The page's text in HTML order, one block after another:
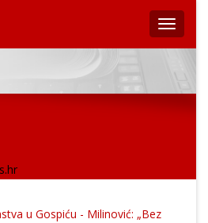
u Gospiću - Milinović: „Bez